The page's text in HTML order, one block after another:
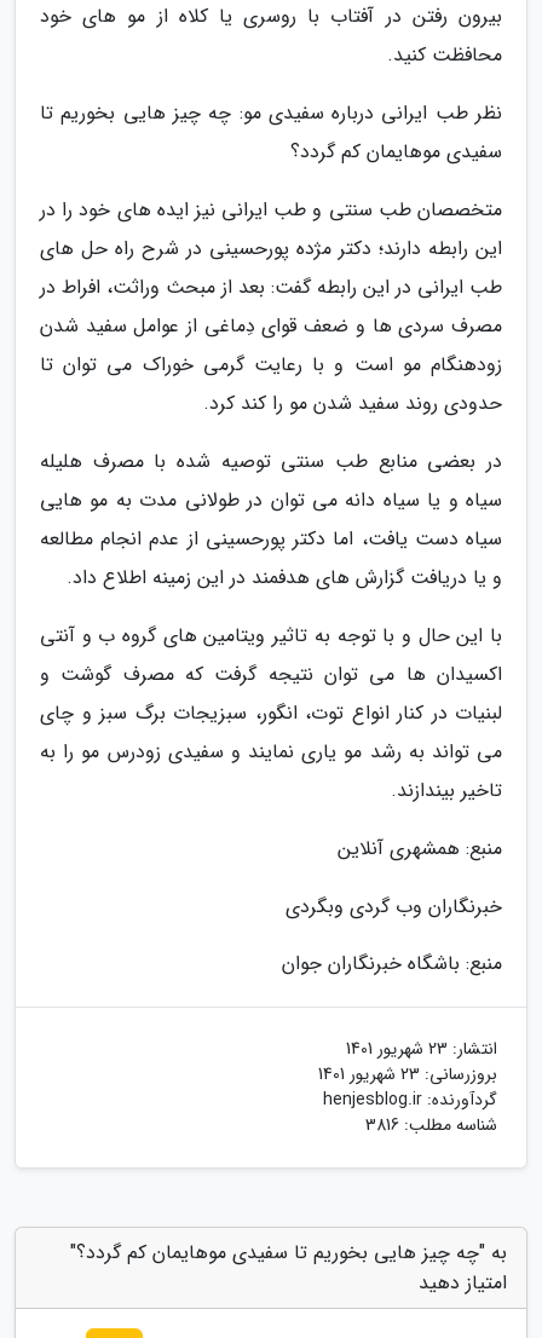
بیرون رفتن در آفتاب با روسری یا کلاه از مو های خود
محافظت کنید.
نظر طب ایرانی درباره سفیدی مو: چه چیز هایی بخوریم تا
سفیدی موهایمان کم گردد؟
متخصصان طب سنتی و طب ایرانی نیز ایده های خود را در
این رابطه دارند؛ دکتر مژده پورحسینی در شرح راه حل های
طب ایرانی در این رابطه گفت: بعد از مبحث وراثت، افراط در
مصرف سردی ها و ضعف قوای دِماغی از عوامل سفید شدن
زودهنگام مو است و با رعایت گرمی خوراک می توان تا
حدودی روند سفید شدن مو را کند کرد.
در بعضی منابع طب سنتی توصیه شده با مصرف هلیله
سیاه و یا سیاه دانه می توان در طولانی مدت به مو هایی
سیاه دست یافت، اما دکتر پورحسینی از عدم انجام مطالعه
و یا دریافت گزارش های هدفمند در این زمینه اطلاع داد.
با این حال و با توجه به تاثیر ویتامین های گروه ب و آنتی
اکسیدان ها می توان نتیجه گرفت که مصرف گوشت و
لبنیات در کنار انواع توت، انگور، سبزیجات برگ سبز و چای
می تواند به رشد مو یاری نمایند و سفیدی زودرس مو را به
تاخیر بیندازند.
منبع: همشهری آنلاین
خبرنگاران وب گردی وبگردی
منبع: باشگاه خبرنگاران جوان
انتشار: 23 شهریور 1401
بروزرسانی: 23 شهریور 1401
گردآورنده: henjesblog.ir
شناسه مطلب: 3816
به "چه چیز هایی بخوریم تا سفیدی موهایمان کم گردد؟"
امتیاز دهید